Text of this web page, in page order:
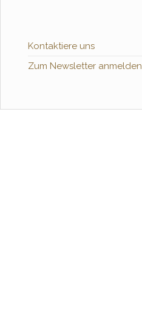
Kontaktiere uns
Zum Newsletter anmelden